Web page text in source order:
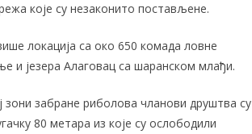
које су незаконито постављене.
локација са око 650 комада ловне
и језера Алаговац са шаранском млађи.
зони забране риболова чланови друштва су
80 метара из које су ослободили